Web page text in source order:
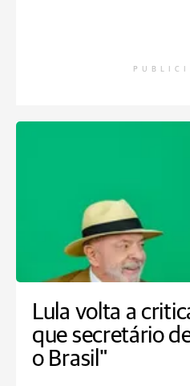
Lula volta a
que secretário
o Brasil"